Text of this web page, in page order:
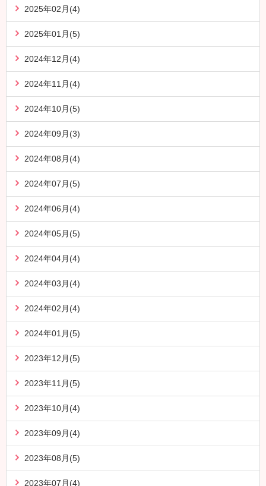
2025年02月(4)
2025年01月(5)
2024年12月(4)
2024年11月(4)
2024年10月(5)
2024年09月(3)
2024年08月(4)
2024年07月(5)
2024年06月(4)
2024年05月(5)
2024年04月(4)
2024年03月(4)
2024年02月(4)
2024年01月(5)
2023年12月(5)
2023年11月(5)
2023年10月(4)
2023年09月(4)
2023年08月(5)
2023年07月(4)